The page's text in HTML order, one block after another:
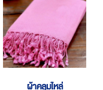
ผ้าคลุมไหล่